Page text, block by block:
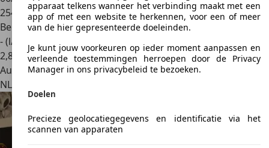
254.251 km
Benzine
- (l/100 km)
2,8
Autobedrijf
NL 3433 PR
apparaat telkens wanneer het verbinding maakt met een
app of met een website te herkennen, voor een of meer
van de hier gepresenteerde doeleinden.
Je kunt jouw voorkeuren op ieder moment aanpassen en
verleende toestemmingen herroepen door de Privacy
Manager in ons privacybeleid te bezoeken.
Doelen
Precieze geolocatiegegevens en identificatie via het
scannen van apparaten